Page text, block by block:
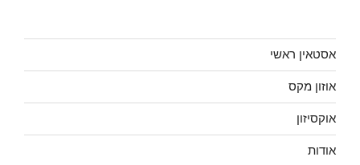
אסטאין ראשי
אוזון מקס
אוקסיזון
אודות